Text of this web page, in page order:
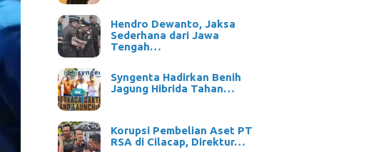
Hendro Dewanto, Jaksa
Sederhana dari Jawa
Tengah…
Syngenta Hadirkan Benih
Jagung Hibrida Tahan…
Korupsi Pembelian Aset PT
RSA di Cilacap, Direktur…